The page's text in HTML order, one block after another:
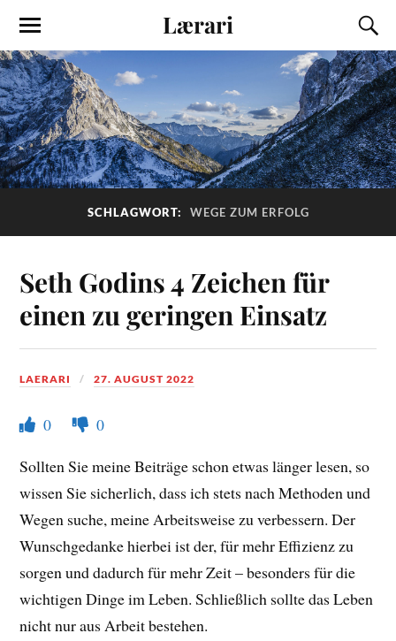
Lærari
SCHLAGWORT: WEGE ZUM ERFOLG
Seth Godins 4 Zeichen für
einen zu geringen Einsatz
LAERARI 27. AUGUST 2022
0
0
Sollten Sie meine Beiträge schon etwas länger lesen, so
wissen Sie sicherlich, dass ich stets nach Methoden und
Wegen suche, meine Arbeitsweise zu verbessern. Der
Wunschgedanke hierbei ist der, für mehr Effizienz zu
sorgen und dadurch für mehr Zeit – besonders für die
wichtigen Dinge im Leben. Schließlich sollte das Leben
nicht nur aus Arbeit bestehen.